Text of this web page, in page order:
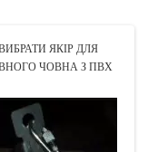
ЯКІР ДЛЯ
ЧОВНА З ПВХ